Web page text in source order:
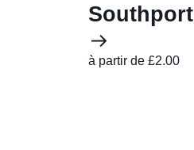
à partir de £2.00